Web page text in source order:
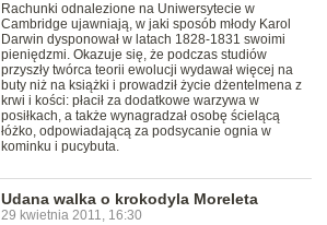
Rachunki odnalezione na Uniwersytecie w
Cambridge ujawniają, w jaki sposób młody Karol
Darwin dysponował w latach 1828-1831 swoimi
pieniędzmi. Okazuje się, że podczas studiów
przyszły twórca teorii ewolucji wydawał więcej na
buty niż na książki i prowadził życie dżentelmena z
krwi i kości: płacił za dodatkowe warzywa w
posiłkach, a także wynagradzał osobę ścielącą
łóżko, odpowiadającą za podsycanie ognia w
kominku i pucybuta.
Udana walka o krokodyla Moreleta
29 kwietnia 2011, 16:30